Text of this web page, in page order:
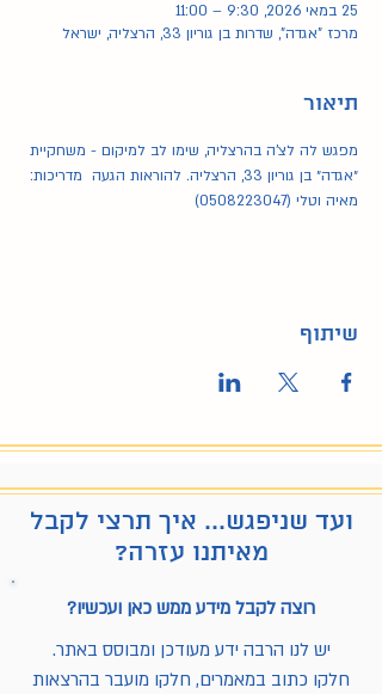
25 במאי 2026, 9:30 – 11:00
מרכז "אגדה", שדרות בן גוריון 33, הרצליה, ישראל
תיאור
מפגש לה לצ'ה בהרצליה, שימו לב למיקום - משחקיית
״אגדה״ בן גוריון 33, הרצליה. להוראות הגעה  מדריכות:
מאיה וטלי (0508223047)
שיתוף
ועד שניפגש... איך תרצי לקבל
מאיתנו עזרה?
רוצה לקבל מידע ממש כאן ועכשיו?
יש לנו הרבה ידע מעודכן ומבוסס באתר.
חלקו כתוב במאמרים, חלקו מועבר בהרצאות